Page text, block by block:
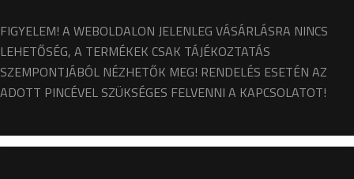
FIGYELEM! A WEBOLDALON JELENLEG VÁSÁRLÁSRA NINCS
LEHETŐSÉG, A TERMÉKEK CSAK TÁJÉKOZTATÁS
SZEMPONTJÁBÓL NÉZHETŐK MEG! RENDELÉS ESETÉN AZ
ADOTT PINCÉVEL SZÜKSÉGES FELVENNI A KAPCSOLATOT!